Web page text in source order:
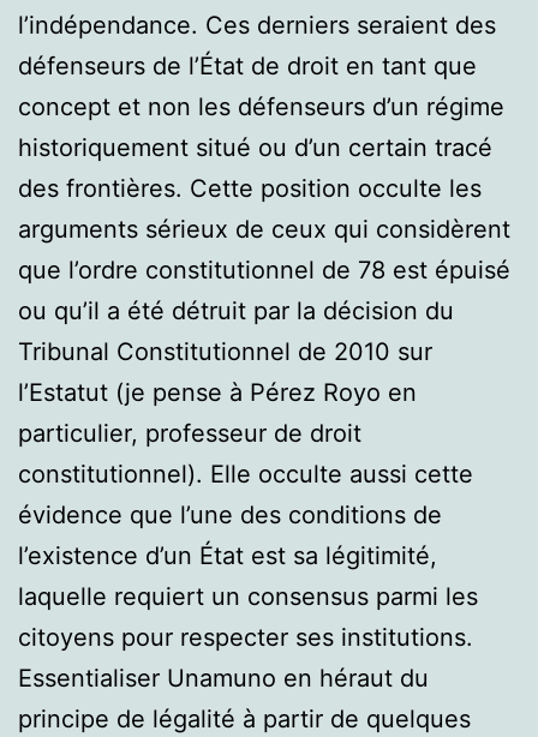
l’indépendance. Ces derniers seraient des
défenseurs de l’État de droit en tant que
concept et non les défenseurs d’un régime
historiquement situé ou d’un certain tracé
des frontières. Cette position occulte les
arguments sérieux de ceux qui considèrent
que l’ordre constitutionnel de 78 est épuisé
ou qu’il a été détruit par la décision du
Tribunal Constitutionnel de 2010 sur
l’Estatut (je pense à Pérez Royo en
particulier, professeur de droit
constitutionnel). Elle occulte aussi cette
évidence que l’une des conditions de
l’existence d’un État est sa légitimité,
laquelle requiert un consensus parmi les
citoyens pour respecter ses institutions.
Essentialiser Unamuno en héraut du
principe de légalité à partir de quelques